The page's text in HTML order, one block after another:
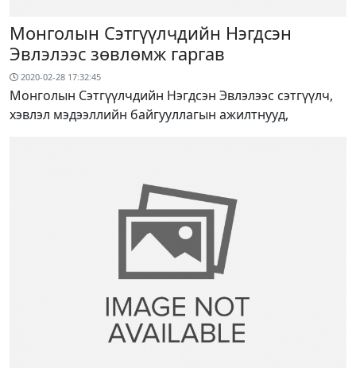
Монголын Сэтгүүлчдийн Нэгдсэн
Эвлэлээс зөвлөмж гаргав
2020-02-28 17:32:45
Монголын Сэтгүүлчдийн Нэгдсэн Эвлэлээс сэтгүүлч,
хэвлэл мэдээллийн байгууллагын ажилтнууд,